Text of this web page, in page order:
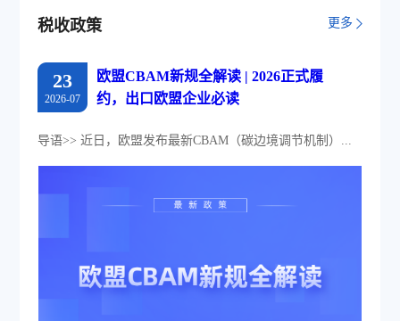
税收政策 更多
23
2026-07
欧盟CBAM新规全解读 | 2026正式履
约，出口欧盟企业必读
导语>> 近日，欧盟发布最新CBAM（碳边境调节机制）...